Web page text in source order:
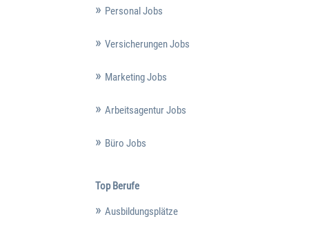
Personal Jobs
Versicherungen Jobs
Marketing Jobs
Arbeitsagentur Jobs
Büro Jobs
Top Berufe
Ausbildungsplätze